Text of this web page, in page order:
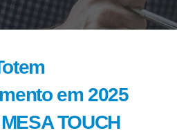
em 2025
TOUCH